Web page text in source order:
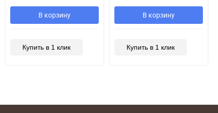
В корзину
Купить в 1 клик
В корзину
Купить в 1 клик